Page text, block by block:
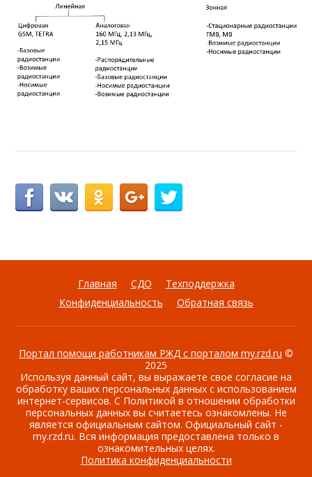
Главная СДО
Техподдержка
Конфиденциальность
Обратная связь
Портал помощи работникам РЖД с порталом my.rzd.ru ©
2025
Используя данный сайт, вы выражаете свое согласие на
обработку ваших персональных данных с использованием
интернет-сервисов. С Политикой в отношении обработки
персональных данных вы считаетесь ознакомлены. Не
является официальным сайтом. Официальный сайт -
my.rzd.ru. Вся информация предоставлена только в
ознакомительных целях.
Политика конфиденциальности